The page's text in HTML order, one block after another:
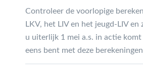
Controleer de voorlopige
LKV, het LIV en het jeugd-LIV
u uiterlijk 1 mei a.s. in actie
eens bent met deze